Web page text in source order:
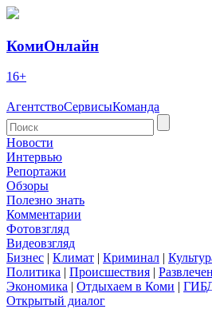
КомиОнлайн
16+
АгентствоСервисыКоманда
Новости
Интервью
Репортажи
Обзоры
Полезно знать
Комментарии
Фотовзгляд
Видеовзгляд
Бизнес | Климат | Криминал |
Политика | Происшествия |
Экономика | Отдыхаем в Коми |
Открытый диалог